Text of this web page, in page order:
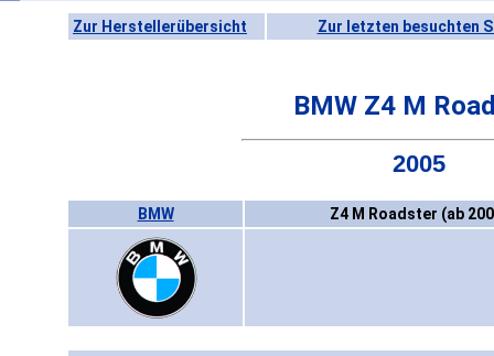
Zur Herstellerübersicht Zur letzten besuchten
BMW Z4 M
2005
BMW Z4 M Roadster (ab